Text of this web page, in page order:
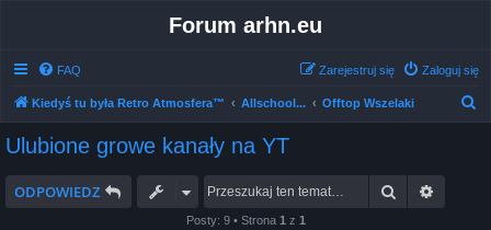
Forum arhn.eu
FAQ Zaloguj się
Zarejestruj się
Kiedyś tu była Retro Atmosfera™ Allschool... Offtop Wszelaki
Ulubione growe kanały na YT
ODPOWIEDZ Szukaj
Posty: 9 • Strona 1 z 1